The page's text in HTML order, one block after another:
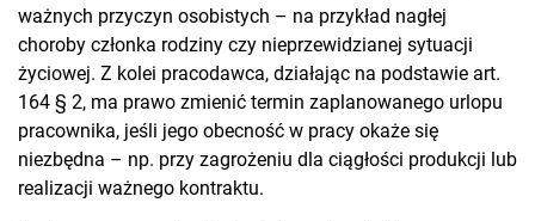
ważnych przyczyn osobistych – na przykład nagłej
choroby członka rodziny czy nieprzewidzianej sytuacji
życiowej. Z kolei pracodawca, działając na podstawie art.
164 § 2, ma prawo zmienić termin zaplanowanego urlopu
pracownika, jeśli jego obecność w pracy okaże się
niezbędna – np. przy zagrożeniu dla ciągłości produkcji lub
realizacji ważnego kontraktu.